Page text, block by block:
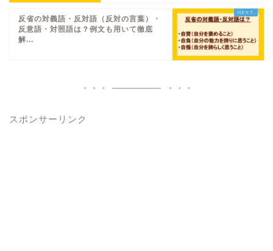
反省の対義語・反対語（反対の言葉）・
反意語・対照語は？例文も用いて徹底
解...
スポンサーリンク